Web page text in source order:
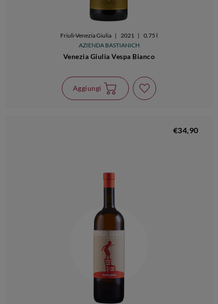
Friuli-Venezia Giulia | 2021 |
0,75 l
AZIENDA BASTIANICH
Venezia Giulia Vespa Bianco
Aggiungi
€34,90